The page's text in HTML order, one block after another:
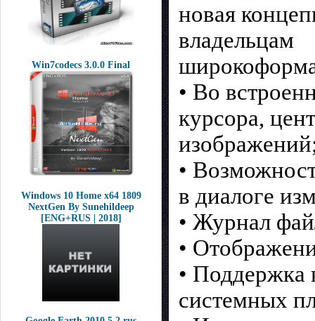
Win7codecs 3.0.0 Final
Windows 10 Home x64 1809
NextGen By Sunehildeep
[ENG+RUS | 2018]
новая
владельцам
• Во
курсора,
•
в диалоге
• Журнал
•
• Поддержка
системных